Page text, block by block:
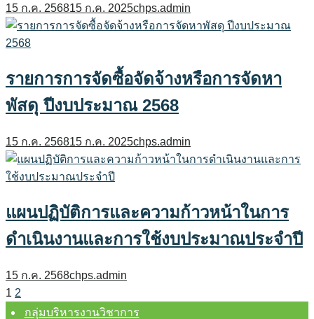
15 ก.ค. 256815 ก.ค. 2025chps.admin
รายการการจัดซื้อจัดจ้างหรือการจัดหา
พัสดุ ปีงบประมาณ 2568
15 ก.ค. 256815 ก.ค. 2025chps.admin
แผนปฏิบัติการและความก้าวหน้าในการ
ดำเนินงานและการใช้งบประมาณประจำปี
15 ก.ค. 2568chps.admin
1 2
กลุ่มบริหารงานวิชาการ